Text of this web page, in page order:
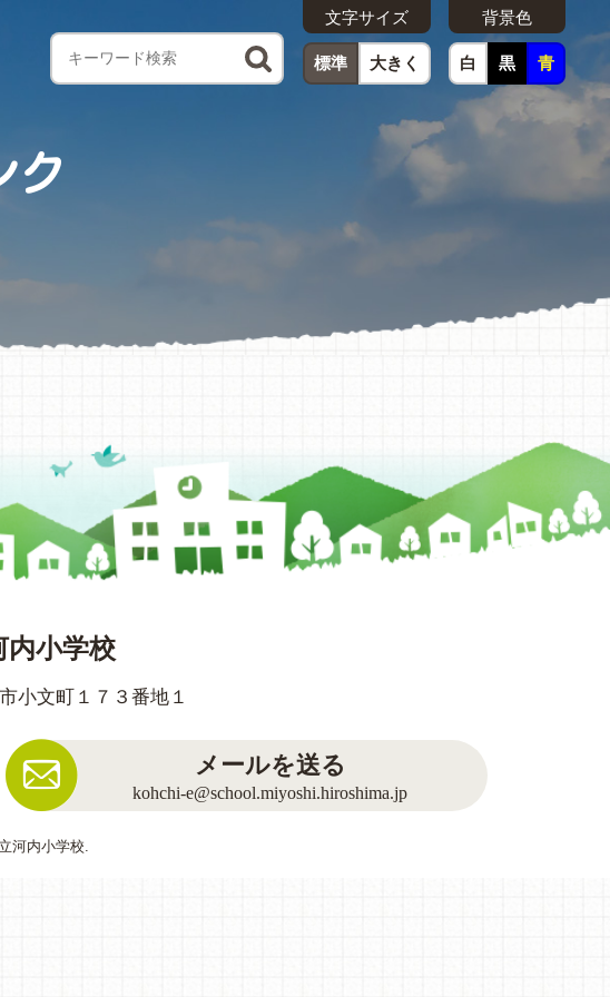
文字サイズ
標準 大きく
背景色
白 黒 青
ク
内小学校
小文町１７３番地１
メールを送る
kohchi-e@school.miyoshi.hiroshima.jp
河内小学校.